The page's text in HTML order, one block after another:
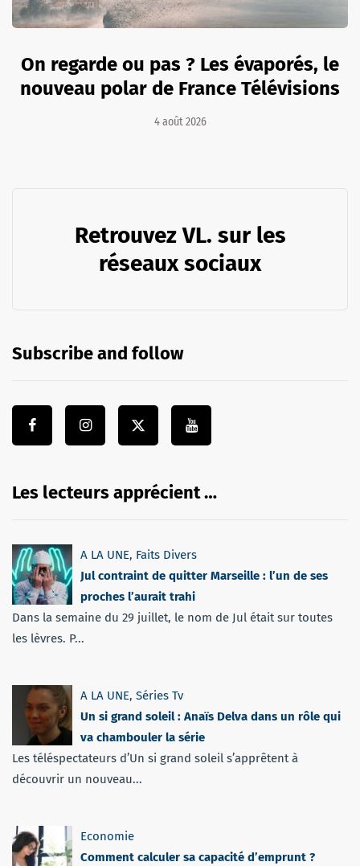
On regarde ou pas ? Les évaporés, le
nouveau polar de France Télévisions
4 août 2026
Retrouvez VL. sur les
réseaux sociaux
Subscribe and follow
Les lecteurs apprécient …
A LA UNE, Faits Divers
Jul contraint de quitter Marseille : l’un de ses
proches l’aurait trahi
Dans la semaine du 29 juillet, le nom de Jul était sur toutes
les lèvres. P...
A LA UNE, Séries Tv
Un si grand soleil : Anaïs Delva dans un rôle qui
va chambouler la série
Les téléspectateurs d’Un si grand soleil s’apprêtent à
découvrir un nouveau...
Economie
Comment calculer sa capacité d’emprunt ?